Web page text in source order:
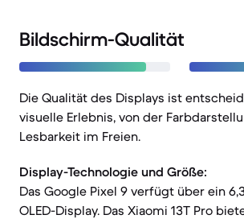
Bildschirm-Qualität
Die Qualität des Displays ist
visuelle Erlebnis, von der
Lesbarkeit im Freien.
Display-Technologie und Größe:
Das Google Pixel 9 verfügt über ein
OLED-Display. Das Xiaomi 13T Pro